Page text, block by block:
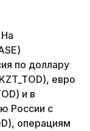
по доллару
евро
и в
России с
операциям